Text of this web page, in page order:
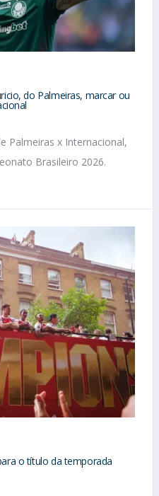
do Palmeiras, marcar ou
Palmeiras x Internacional,
Brasileiro 2026.
o título da temporada